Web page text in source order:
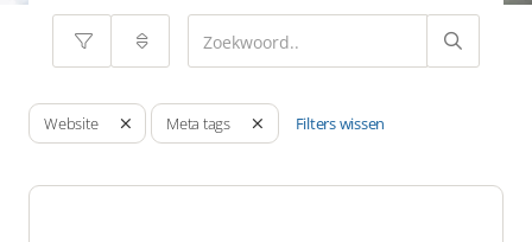
Website Meta tags Filters wissen